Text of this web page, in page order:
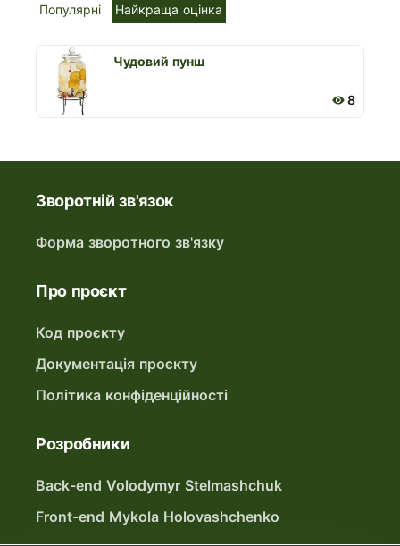
Популярні Найкраща оцінка
8
Чудовий пунш
Зворотній зв'язок
Форма зворотного зв'язку
Про проєкт
Код проєкту
Документація проєкту
Політика конфіденційності
Розробники
Back-end Volodymyr Stelmashchuk
Front-end Mykola Holovashchenko